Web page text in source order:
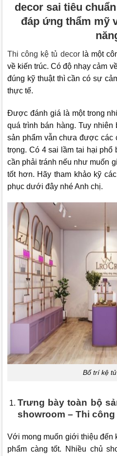
decor sai tiêu
đáp ứng thẩm mỹ
Thi công kệ tủ decorlà một
về kiến trúc. Có độ nhạy cảm
đúng kỹ thuật thì cần có sự
thực tế.
Được đánh giá là một trong
quá trình bán hàng. Tuy
sản phẩm vẫn chưa được các
trọng. Có 4 sai lầm tai hại phổ
cần phải tránh nếu như muốn
tốt hơn. Hãy tham khảo kỹ
phục dưới đây nhé Anh chị.
Bố trí kệ
Trưng bày toàn bộ
showroom – Thi công
Với mong muốn giới thiệu đến
phẩm càng tốt. Nhiều chủ